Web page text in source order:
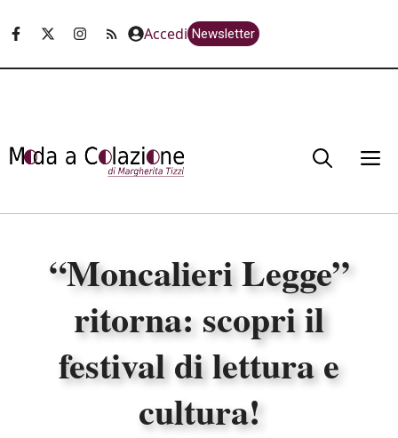
Accedi Newsletter
“Moncalieri Legge”
ritorna: scopri il
festival di lettura e
cultura!